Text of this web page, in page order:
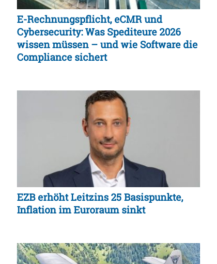
E-Rechnungspflicht, eCMR und
Cybersecurity: Was Spediteure 2026
wissen müssen – und wie Software die
Compliance sichert
EZB erhöht Leitzins 25 Basispunkte,
Inflation im Euroraum sinkt